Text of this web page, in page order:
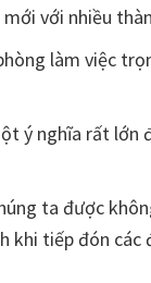
với nhiều
làm việc
ý nghĩa rất lớn
ta được
khi tiếp đón